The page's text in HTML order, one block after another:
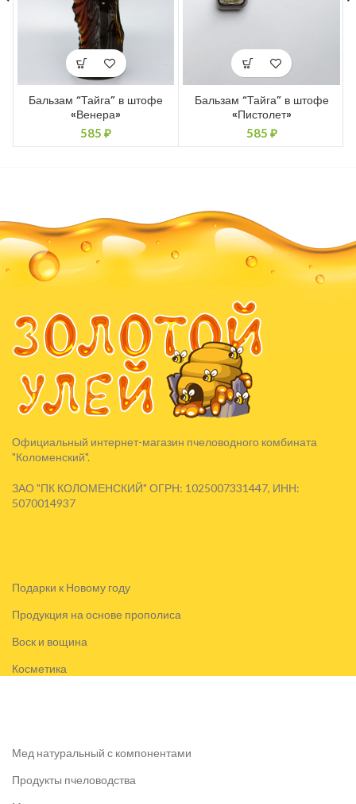
Бальзам “Тайга” в штофе
«Венера»
585₽
Бальзам “Тайга” в штофе
«Пистолет»
585 ₽
Официальный интернет-магазин пчеловодного комбината
"Коломенский".
ЗАО "ПК КОЛОМЕНСКИЙ" ОГРН: 1025007331447, ИНН:
5070014937
Подарки к Новому году
Продукция на основе прополиса
Воск и вощина
Косметика
Мед натуральный с компонентами
Продукты пчеловодства